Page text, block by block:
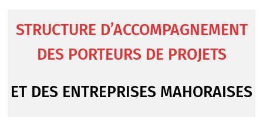
STRUCTURE D’ACCOMPAGNEMENT
DES PORTEURS DE PROJETS
ET DES ENTREPRISES MAHORAISES